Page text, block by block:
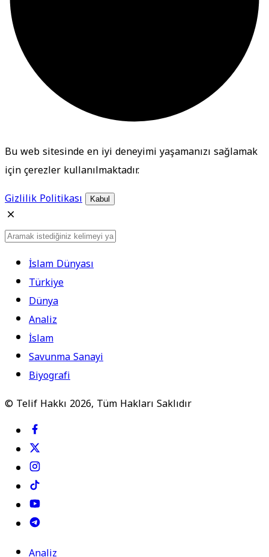
Bu web sitesinde en iyi deneyimi yaşamanızı sağlamak
için çerezler kullanılmaktadır.
Gizlilik Politikası
Kabul
İslam Dünyası
Türkiye
Dünya
Analiz
İslam
Savunma Sanayi
Biyografi
© Telif Hakkı 2026, Tüm Hakları Saklıdır
Analiz